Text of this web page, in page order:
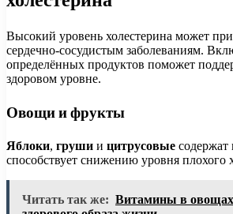
Высокий уровень холестерина может
сердечно-сосудистым заболеваниям.
определённых продуктов поможет
здоровом уровне.
Овощи и фрукты
Яблоки, груши и цитрусовые содержат
способствует снижению уровня плохого
Читать так же: Витамины в